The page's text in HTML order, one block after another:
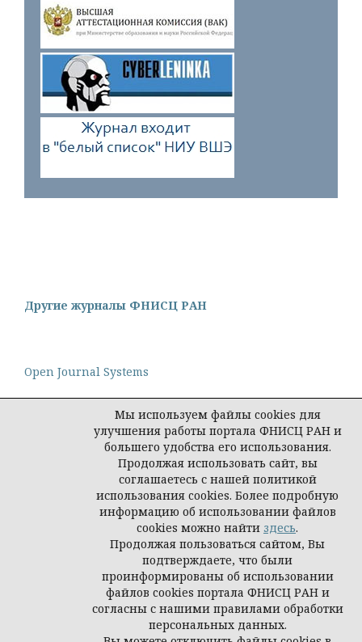
Другие журналы ФНИСЦ РАН
Open Journal Systems
Политика конфиденциальности персональных
© Редакция журнала "Интеракция, интервью,
интерпретация", 2026
Мы используем файлы cookies для
улучшения работы портала ФНИСЦ РАН и
большего удобства его использования.
Продолжая использовать сайт, вы
соглашаетесь с нашей политикой
использования cookies. Более подробную
информацию об использовании файлов
cookies можно найти здесь.
Продолжая пользоваться сайтом, Вы
подтверждаете, что были
проинформированы об использовании
файлов cookies портала ФНИСЦ РАН и
согласны с нашими правилами обработки
персональных данных.